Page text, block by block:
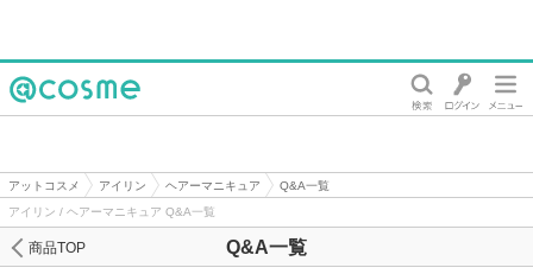
アットコスメ アイリン ヘアーマニキュア
Q&A一覧
アイリン / ヘアーマニキュア Q&A一覧
Q&A一覧
商品TOP